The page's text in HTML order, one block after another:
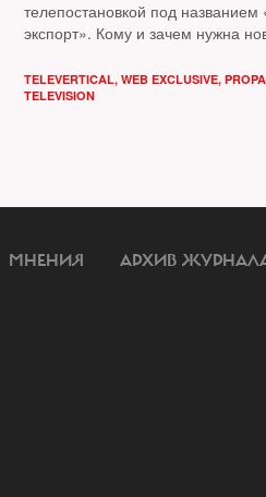
телепостановкой под
экспорт». Кому и зачем нужна
TELEVERTICAL, WEB EXCLUSIVE,
TELEVISION
МНЕНИЯ АРХИВ